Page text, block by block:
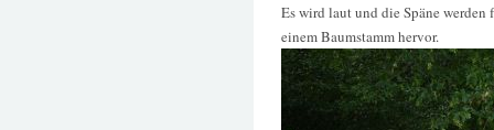
Es wird laut und die Späne
einem Baumstamm hervor.